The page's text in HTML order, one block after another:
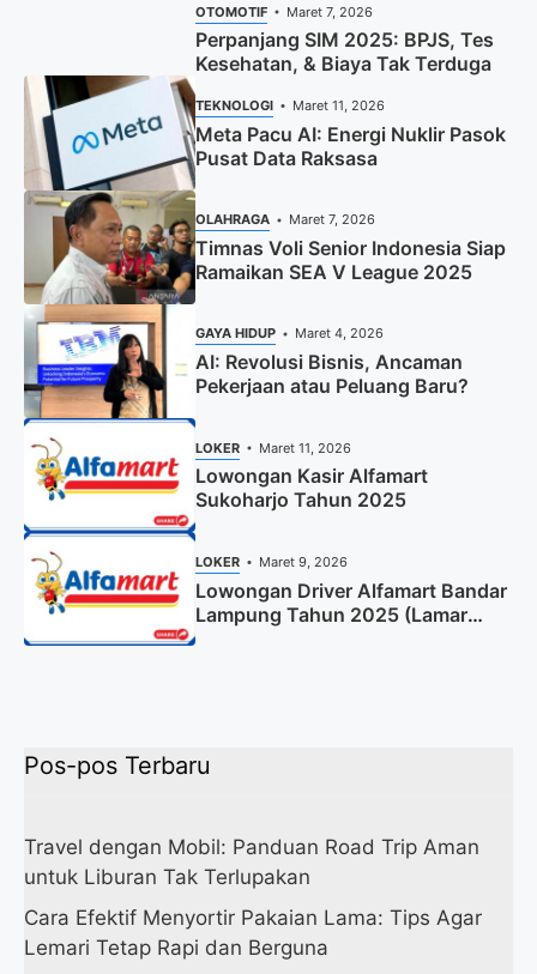
OTOMOTIF Maret 7, 2026
Perpanjang SIM 2025: BPJS, Tes
Kesehatan, & Biaya Tak Terduga
TEKNOLOGI Maret 11, 2026
Meta Pacu AI: Energi Nuklir Pasok
Pusat Data Raksasa
OLAHRAGA Maret 7, 2026
Timnas Voli Senior Indonesia Siap
Ramaikan SEA V League 2025
GAYA HIDUP Maret 4, 2026
AI: Revolusi Bisnis, Ancaman
Pekerjaan atau Peluang Baru?
LOKER Maret 11, 2026
Lowongan Kasir Alfamart
Sukoharjo Tahun 2025
LOKER Maret 9, 2026
Lowongan Driver Alfamart Bandar
Lampung Tahun 2025 (Lamar
Sekarang)
Pos-pos Terbaru
Travel dengan Mobil: Panduan Road Trip Aman
untuk Liburan Tak Terlupakan
Cara Efektif Menyortir Pakaian Lama: Tips Agar
Lemari Tetap Rapi dan Berguna